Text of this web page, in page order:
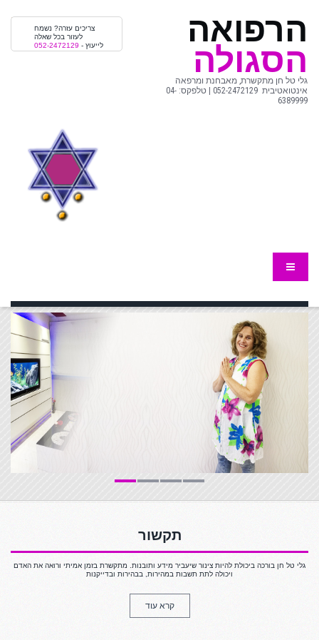
צריכים עזרה? נשמח
לעזור בכל שאלה
לייעוץ - 052-2472129 הרפואה
הסגולה
גלי טל חן מתקשרת, מאבחנת ומרפאה
אינטואטיבית 052-2472129 | טלפקס: 04-
6389999
תקשור
גלי טל חן בורכה ביכולת להיות צינור שיעביר מידע ותובנות. מתקשרת בזמן אמיתי ורואה את האדם
ויכולה לתת תשבות במהירות, בבהירות ובדייקנות
קרא עוד